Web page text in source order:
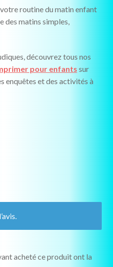
routine du matin enfant
des matins simples,
découvrez tous nos
pour enfants sur
enquêtes et des activités à
acheté ce produit ont la